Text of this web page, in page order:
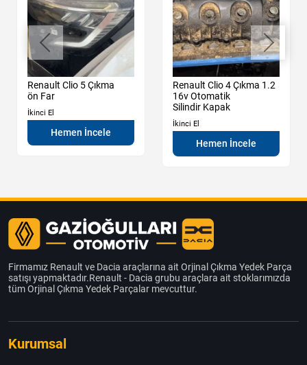
Renault Clio 5 Çıkma
ön Far
İkinci El
Hemen İncele
Renault Clio 4 Çıkma 1.2
16v Otomatik
Silindir Kapak
İkinci El
Hemen İncele
Firmamız Renault ve Dacia araçlarına ait Orjinal Çıkma Yedek Parça
satışı yapmaktadır.Renault - Dacia grubu araçlara ait stoklarımızda
tüm Orjinal Çıkma Yedek Parçalar mevcuttur.
Kurumsal